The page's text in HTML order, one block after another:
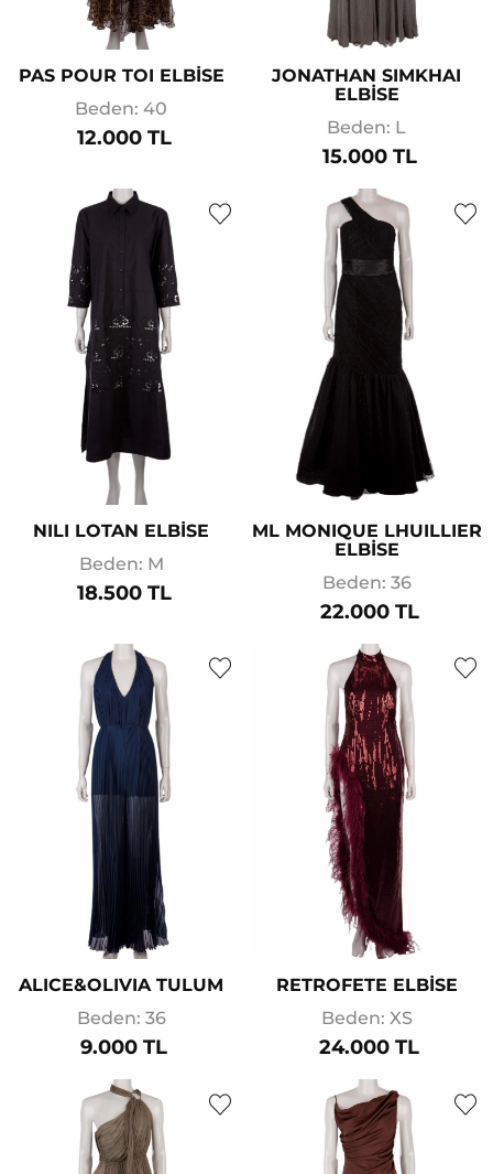
PAS POUR TOI ELBİSE
Beden: 40
12.000 TL
JONATHAN SIMKHAI
ELBİSE
Beden: L
15.000 TL
NILI LOTAN ELBİSE
Beden: M
18.500 TL
ML MONIQUE LHUILLIER
ELBİSE
Beden: 36
22.000 TL
ALICE&OLIVIA TULUM
Beden: 36
9.000 TL
RETROFETE ELBİSE
Beden: XS
24.000 TL